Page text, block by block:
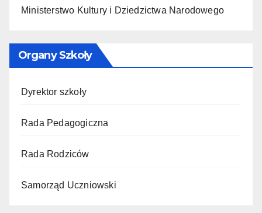
Ministerstwo Kultury i Dziedzictwa Narodowego
Organy Szkoły
Dyrektor szkoły
Rada Pedagogiczna
Rada Rodziców
Samorząd Uczniowski